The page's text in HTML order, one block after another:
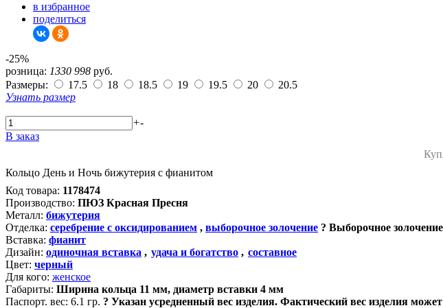
в избранное
поделиться
-25%
розница: 1330 998 руб.
Размеры:
17.5 18 18.5 19 19.5 20
20.5
Узнать размер
+-
В заказ
Кольцо День и Ночь бижутерия с фианитом
Код товара: 1178474
Производство: ПЮЗ Красная Пресня
Металл: бижутерия
Отделка: серебрение с оксидированием , выборочное золочение ? Выборочное
Вставка: фианит
Дизайн: одиночная вставка , удача и богатство , составное
Цвет: черный
Для кого: женское
Габариты: Ширина кольца 11 мм, диаметр вставки 4 мм
Паспорт. вес: 6.1 гр. ? Указан усредненный вес изделия. Фактический вес изделия